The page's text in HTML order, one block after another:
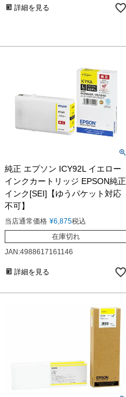
詳細を見る
純正 エプソン ICY92L イエロー
インクカートリッジ EPSON純正
インク[SEI]【ゆうパケット対応
不可】
当店通常価格 ¥6,875税込
在庫切れ
JAN:4988617161146
詳細を見る